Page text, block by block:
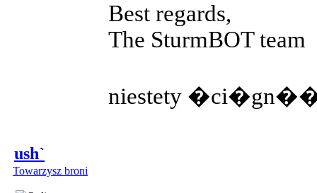
Best regards,
The SturmBOT team
niestety �ci�gn��
ush`
Towarzysz broni